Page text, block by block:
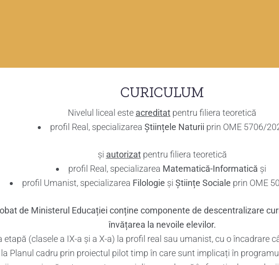
CURICULUM
Nivelul liceal este acreditat pentru filiera teoretică
profil Real, specializarea Științele Naturii prin OME 5706/
și autorizatpentru filiera teoretică
profil Real, specializarea Matematică-Informatică și
profil Umanist, specializarea Filologie și Științe Sociale prin OME
de Ministerul Educației conține componente de descentralizare
învățarea la nevoile elevilor.
etapă (clasele a IX-a și a X-a) la profil real sau umanist, cu o încadrare
Planul cadru prin proiectul pilot timp în care sunt implicați în